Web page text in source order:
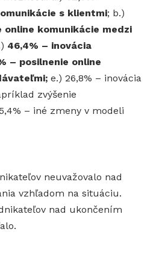
s klientmi; b.)
online komunikácie medzi
46,4% – inovácia
– posilnenie online
e.) 26,8% – inovácia
zvýšenie
– iné zmeny v modeli
neuvažovalo nad
vzhľadom na situáciu.
nad ukončením